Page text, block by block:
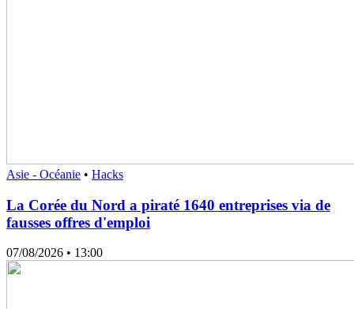
Asie - Océanie • Hacks
La Corée du Nord a piraté 1640 entreprises via de
fausses offres d'emploi
07/08/2026 • 13:00